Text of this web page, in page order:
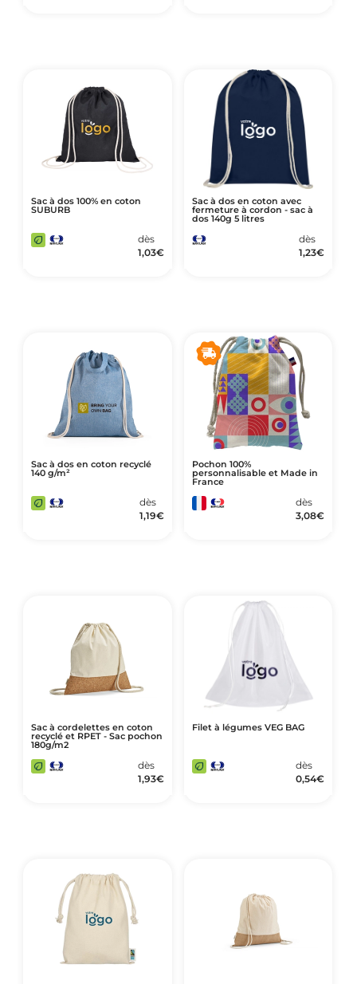
Sac à dos 100% en coton
SUBURB
dès
1,03€
Sac à dos en coton avec
fermeture à cordon - sac à
dos 140g 5 litres
dès
1,23€
Sac à dos en coton recyclé
140 g/m²
dès
1,19€
Pochon 100%
personnalisable et Made in
France
dès
3,08€
Sac à cordelettes en coton
recyclé et RPET - Sac pochon
180g/m2
dès
1,93€
Filet à légumes VEG BAG
dès
0,54€